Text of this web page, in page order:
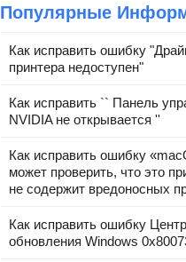
Популярные
Как исправить ошибку
принтера недоступен"
Как исправить `` Панель
NVIDIA не открывается ''
Как исправить ошибку
может проверить, что это
не содержит вредоносных
Как исправить ошибку
обновления Windows